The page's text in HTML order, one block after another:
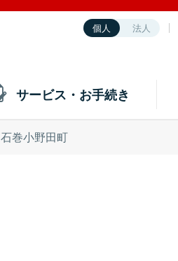
個人 法人
サービス・お手続き
石巻小野田町